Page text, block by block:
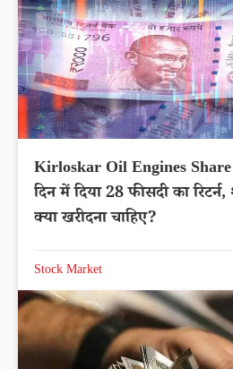
Kirloskar Oil Engines
दिन में दिया 28 फीसदी का
क्या खरीदना चाहिए?
Stock Market